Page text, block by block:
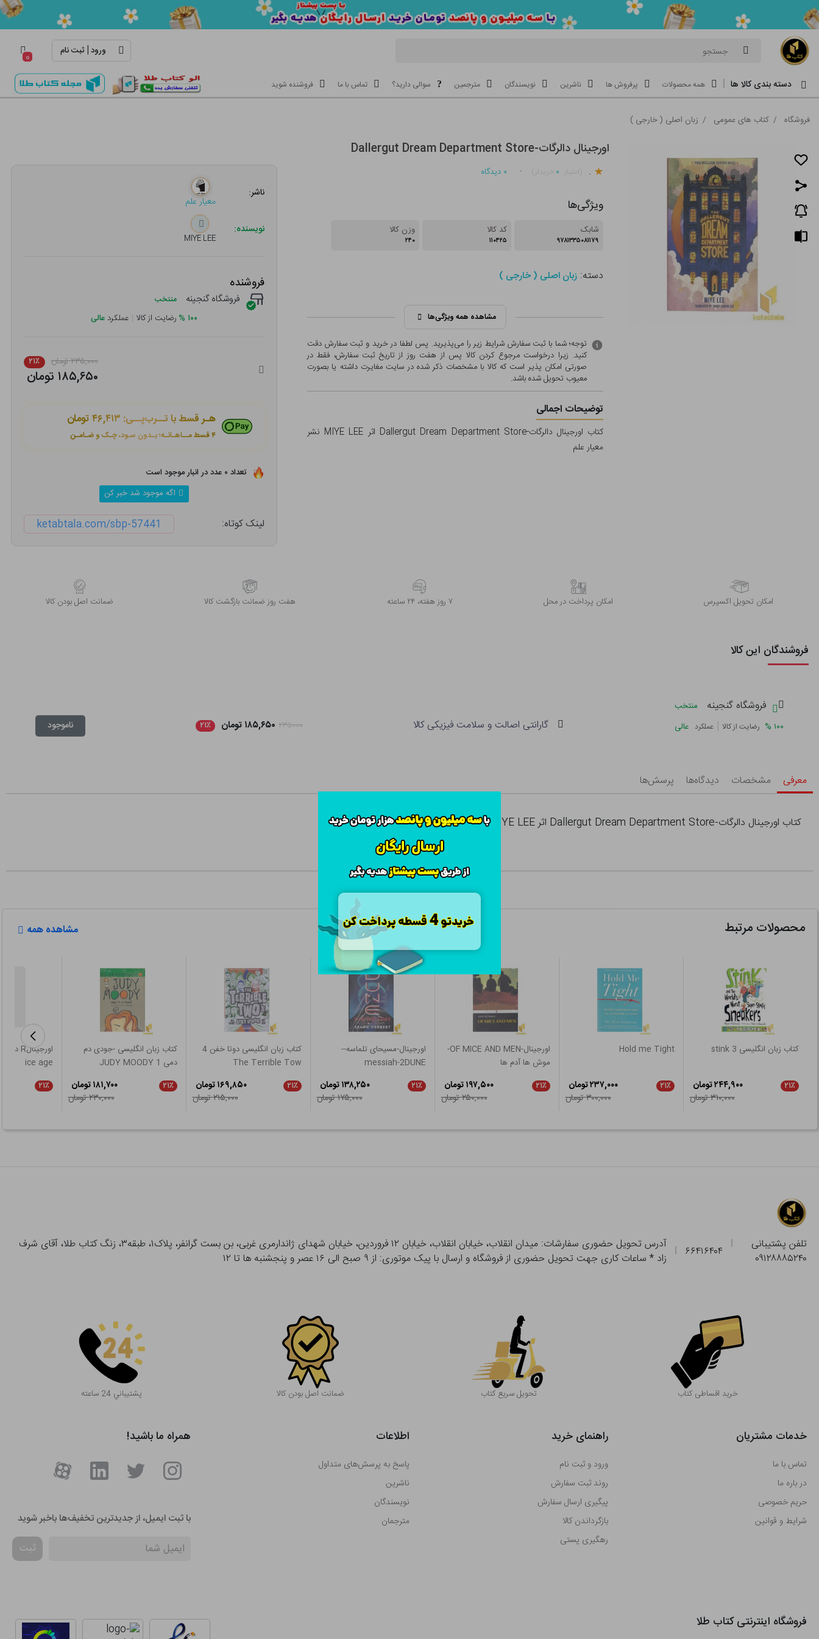
جستجو ورود| ثبت نام ۰
دسته بندی کالا ها همه محصولات پرفروش ها ناشرین نویسندگان مترجمین سوالی دارید؟ تماس با ما فروشنده شوید
فروشگاه / کتاب های عمومی / زبان اصلی ( خارجی )
اورجینال دالرگات-Dallergut Dream Department Store
. ۰ ۰ دیدگاه
ویژگی‌ها
شابک
۹۷۸۱۳۳۵۰۸۱۱۷۹
کد کالا
۱۱۰۴۲۵
وزن کالا
۲۴۰
دسته: زبان اصلی ( خارجی )
مشاهده همه ویژگی‌ها
توجه؛ شما با ثبت سفارش شرایط زیر را می‌پذیرید. پس لطفا در خرید و ثبت سفارش دقت
کنید. زیرا درخواست مرجوع کردن کالا پس از هفت روز از تاریخ ثبت سفارش، فقط در
صورتی امکان پذیر است که کالا با مشخصات ذکر شده در سایت مغایرت داشته یا بصورت
معيوب تحویل شده باشد.
توضیحات اجمالی
کتاب اورجینال دالرگات-Dallergut Dream Department Store اثر MIYE LEE نشر
معیار علم
ناشر:
معیار علم
نویسنده:
MIYE LEE
فروشنده
فروشگاه گنجینه منتخب
۱۰۰ % رضایت از کالا | عملکرد عالی
۲۳۵,۰۰۰ تومان ۲۱٪
۱۸۵,۶۵۰ تومان
هـر قسط با تــرب‌پــی: ۴۶,۴۱۳ تومان
۴ قسط مــاهـانـه؛ بـدون سـود، چـک و ضـامـن
تعداد ۰ عدد در انبار موجود است
اگه موجود شد خبر کن
لینک کوتاه: ketabtala.com/sbp-57441
اﻣﮑﺎن ﺗﺤﻮﯾﻞ اﮐﺴﭙﺮس امکان پرداخت در محل ۷ روز ﻫﻔﺘﻪ، ۲۴ ﺳﺎﻋﺘﻪ هفت روز ضمانت بازگشت کالا ﺿﻤﺎﻧﺖ اﺻﻞ ﺑﻮدن ﮐﺎﻟﺎ
فروشندگان این کالا
فروشگاه گنجینه
منتخب
۱۰۰ % رضایت از کالا | عملکرد عالی گارانتی اصالت و سلامت فیزیکی کالا ۲۳۵۰۰۰ ۱۸۵,۶۵۰ تومان ۲۱٪ ناموجود
معرفی مشخصات دیدگاه‌ها پرسش‌ها
کتاب اورجینال دالرگات-Dallergut Dream Department Store اثر MIYE LEE نشر معیار علم
محصولات مرتبط مشاهده همه
کتاب زبان انگلیسی 3 stink
۲۱٪
۲۴۴,۹۰۰ تومان
۳۱۰,۰۰۰ تومان
Hold me Tight
۲۱٪
۲۳۷,۰۰۰ تومان
۳۰۰,۰۰۰ تومان
اورجینال-OF MICE AND MEN-
موش ها آدم ها
۲۱٪
۱۹۷,۵۰۰ تومان
۲۵۰,۰۰۰ تومان
اورجینال-مسیحای تلماسه--
messiah-2DUNE
۲۱٪
۱۳۸,۲۵۰ تومان
۱۷۵,۰۰۰ تومان
کتاب زبان انگلیسی دوتا خفن 4
The Terrible Tow
۲۱٪
۱۶۹,۸۵۰ تومان
۲۱۵,۰۰۰ تومان
کتاب زبان انگلیسی -جودی دم
دمی 1 JUDY MOODY
۲۱٪
۱۸۱,۷۰۰ تومان
۲۳۰,۰۰۰ تومان
ice age
۲۱٪
تلفن پشتیبانی
۰۹۱۲۸۸۸۵۲۴۰
۶۶۴۱۶۴۰۴
آدرس تحویل حضوری سفارشات: میدان انقلاب، خیابان انقلاب، خیابان ۱۲ فروردین، خیابان شهدای ژاندارمری غربی، بن بست گرانفر، پلاک۱، طبقه۳، زنگ کتاب طلا، آقای شرف
زاد * ساعات کاری جهت تحویل حضوری از فروشگاه و ارسال با پیک موتوری: از ۹ صبح الی ۱۶ عصر و پنجشنبه ها تا ۱۲
خرید اقساطی کتاب تحویل سریع کتاب
بصورت حضوری از آدرس تحویل حضوری سفارش خود را بدون هیچ هزینه ای تحویل بگیرید.
ضمانت اصل بودن کالا پشتيباني 24 ساعته
خدمات مشتریان
تماس با ما
در باره ما
حریم خصوصی
شرایط و قوانین
راهنمای خرید
ورود و ثبت نام
روند ثبت سفارش
پیگیری ارسال سفارش
بازگرداندن کالا
رهگیری پستی
اطلاعات
پاسخ به پرسش‌های متداول
ناشرین
نویسندگان
مترجمان
همراه ما باشید!
با ثبت ایمیل، از جدید‌ترین تخفیف‌ها با‌خبر شوید
ثبت
فروشگاه اینترنتی کتاب طلا